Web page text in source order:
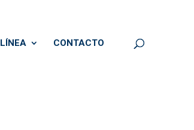
CONTACTO